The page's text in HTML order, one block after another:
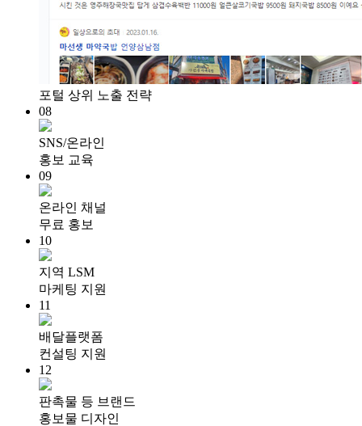
포털 상위 노출 전략
08
SNS/온라인
홍보 교육
09
온라인 채널
무료 홍보
10
지역 LSM
마케팅 지원
11
배달플랫폼
컨설팅 지원
12
판촉물 등 브랜드
홍보물 디자인